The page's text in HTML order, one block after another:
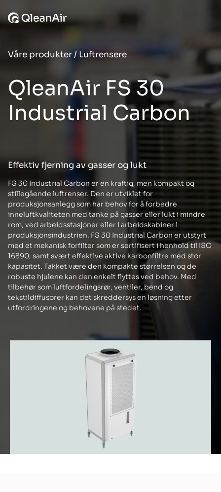
Våre produkter/ Luftrensere
QleanAir FS 30
Industrial Carbon
Effektiv fjerning av gasser og lukt
FS 30 Industrial Carbon er en kraftig, men kompakt og
stillegående luftrenser. Den er utviklet for
produksjonsanlegg som har behov for å forbedre
inneluftkvaliteten med tanke på gasser eller lukt i mindre
rom, ved arbeidsstasjoner eller i arbeidskabiner i
produksjonsindustrien. FS 30 Industrial Carbon er utstyrt
med et mekanisk forfilter som er sertifisert i henhold til ISO
16890, samt svært effektive aktive karbonfiltre med stor
kapasitet. Takket være den kompakte størrelsen og de
robuste hjulene kan den enkelt flyttes ved behov. Med
tilbehør som luftfordelingsrør, ventiler, bend og
tekstildiffusorer kan det skreddersys en løsning etter
utfordringene og behovene på stedet.